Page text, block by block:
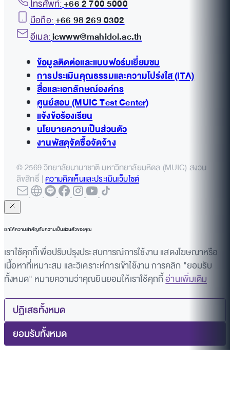
โทรศัพท์:+66 2 700 5000
มือถือ:+66 98 269 0302
อีเมล:icwww@mahidol.ac.th
ข้อมูลติดต่อและแบบฟอร์มเยี่ยมชม
การประเมินคุณธรรมและความโปร่งใส (ITA)
สื่อและเอกลักษณ์องค์กร
ศูนย์สอบ (MUIC Test Center)
แจ้งข้อร้องเรียน
นโยบายความเป็นส่วนตัว
งานพัสดุจัดซื้อจัดจ้าง
© 2569 วิทยาลัยนานาชาติ มหาวิทยาลัยมหิดล (MUIC) สงวน
ลิขสิทธิ์ |ความคิดเห็นและประเมินเว็บไซต์
เราให้ความสำคัญกับความเป็นส่วนตัวของคุณ
เราใช้คุกกี้เพื่อปรับปรุงประสบการณ์การใช้งาน แสดงโฆษณาหรือ
เนื้อหาที่เหมาะสม และวิเคราะห์การเข้าใช้งาน การคลิก "ยอมรับ
ทั้งหมด" หมายความว่าคุณยินยอมให้เราใช้คุกกี้อ่านเพิ่มเติม
ปฏิเสธทั้งหมด
ยอมรับทั้งหมด